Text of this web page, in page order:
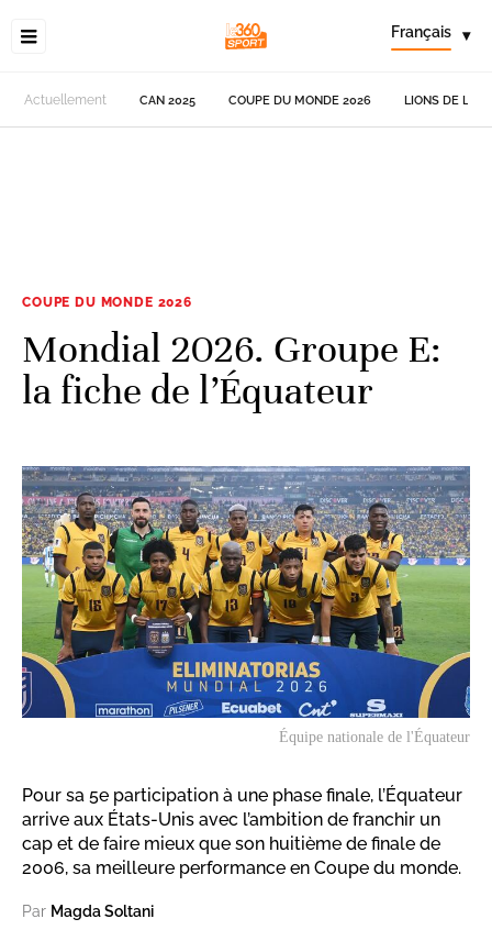
Français ▾
Actuellement CAN 2025 COUPE DU MONDE 2026 LIONS DE
COUPE DU MONDE 2026
Mondial 2026. Groupe E:
la fiche de l’Équateur
Équipe nationale de l'Équateur
Pour sa 5e participation à une phase finale, l’Équateur
arrive aux États-Unis avec l’ambition de franchir un
cap et de faire mieux que son huitième de finale de
2006, sa meilleure performance en Coupe du monde.
Par Magda Soltani